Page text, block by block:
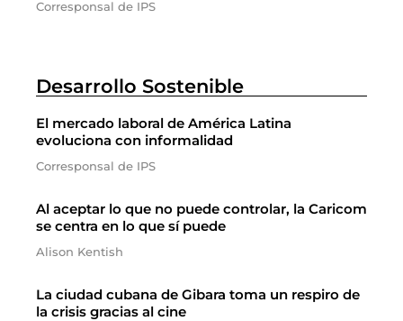
Corresponsal de IPS
Desarrollo Sostenible
El mercado laboral de América Latina
evoluciona con informalidad
Corresponsal de IPS
Al aceptar lo que no puede controlar, la Caricom
se centra en lo que sí puede
Alison Kentish
La ciudad cubana de Gibara toma un respiro de
la crisis gracias al cine